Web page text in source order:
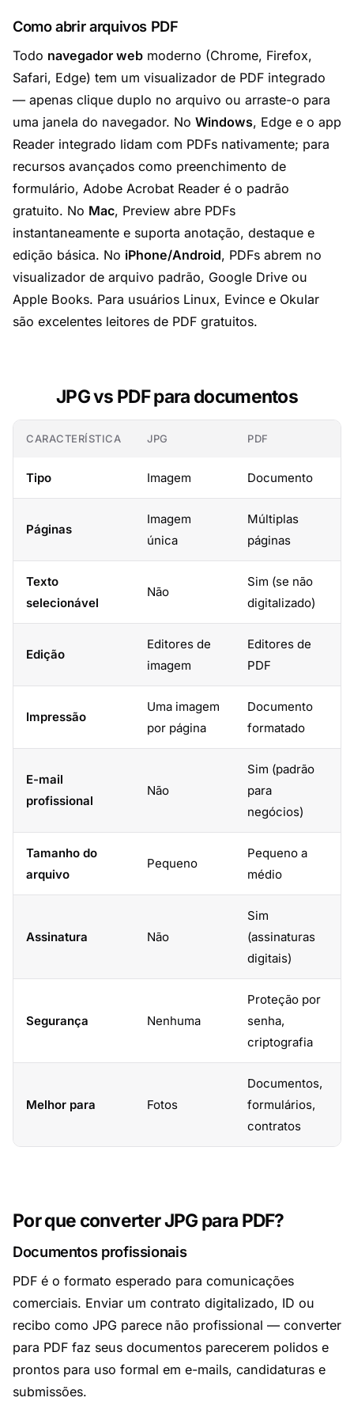
Como abrir arquivos PDF
Todo navegador web moderno (Chrome, Firefox,
Safari, Edge) tem um visualizador de PDF integrado
— apenas clique duplo no arquivo ou arraste-o para
uma janela do navegador. No Windows, Edge e o app
Reader integrado lidam com PDFs nativamente; para
recursos avançados como preenchimento de
formulário, Adobe Acrobat Reader é o padrão
gratuito. No Mac, Preview abre PDFs
instantaneamente e suporta anotação, destaque e
edição básica. No iPhone/Android, PDFs abrem no
visualizador de arquivo padrão, Google Drive ou
Apple Books. Para usuários Linux, Evince e Okular
são excelentes leitores de PDF gratuitos.
JPG vs PDF para documentos
CARACTERÍSTICA JPG PDF
Tipo Imagem Documento
Páginas
Imagem
única
Múltiplas
páginas
Texto
selecionável
Não
Sim (se não
digitalizado)
Edição
Editores de
imagem
Editores de
PDF
Impressão
Uma imagem
por página
Documento
formatado
E-mail
profissional
Não
Sim (padrão
para
negócios)
Tamanho do
arquivo
Pequeno
Pequeno a
médio
Assinatura Não
Sim
(assinaturas
digitais)
Segurança Nenhuma
Proteção por
senha,
criptografia
Melhor para Fotos
Documentos,
formulários,
contratos
Por que converter JPG para PDF?
Documentos profissionais
PDF é o formato esperado para comunicações
comerciais. Enviar um contrato digitalizado, ID ou
recibo como JPG parece não profissional — converter
para PDF faz seus documentos parecerem polidos e
prontos para uso formal em e-mails, candidaturas e
submissões.